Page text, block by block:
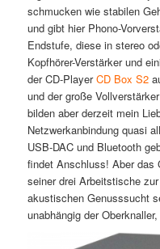
schmucken wie stabilen
und gibt hier Phono-
Endstufe, diese in stereo
Kopfhörer-Verstärker und
der CD-PlayerCD Box S2
und der große Vollverstärker
bilden aber derzeit mein
Netzwerkanbindung quasi
USB-DAC und Bluetooth
findet Anschluss! Aber das
seiner drei Arbeitstische
akustischen Genusssucht
unabhängig der